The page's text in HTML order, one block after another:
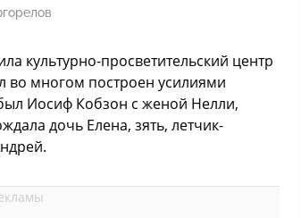
культурно-просветительский центр
во многом построен усилиями
Иосиф Кобзон с женой Нелли,
дочь Елена, зять, летчик-